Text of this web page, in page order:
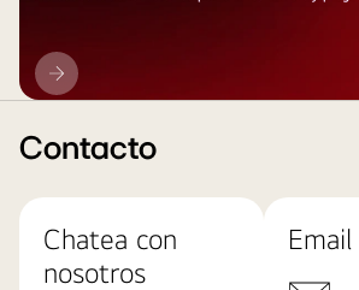
LG
actualización
Contacto
Chatea con
nosotros
Email